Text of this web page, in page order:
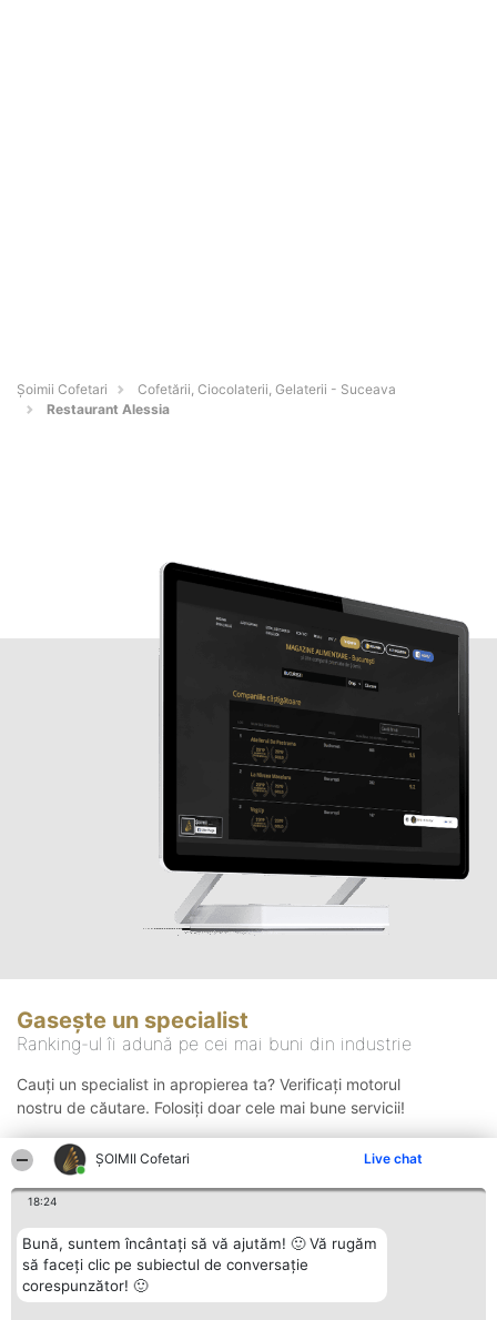
ȘOIMII Cofetari Live chat
18:24
Bună, suntem încântați să vă ajutăm! 🙂 Vă rugăm
să faceți clic pe subiectul de conversație
corespunzător! 🙂
Șoimii Cofetari
Cofetării, Ciocolaterii, Gelaterii - Suceava
Restaurant Alessia
Gasește un specialist
Ranking-ul îi adună pe cei mai buni din industrie
Cauți un specialist in apropierea ta? Verificați motorul
nostru de căutare. Folosiți doar cele mai bune servicii!